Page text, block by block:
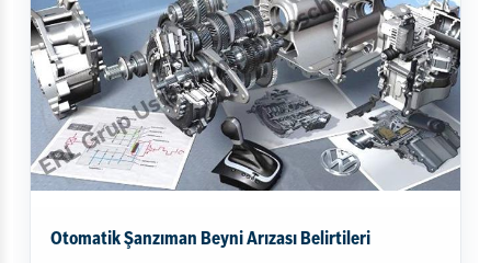
Otomatik Şanzıman Beyni Arızası Belirtileri